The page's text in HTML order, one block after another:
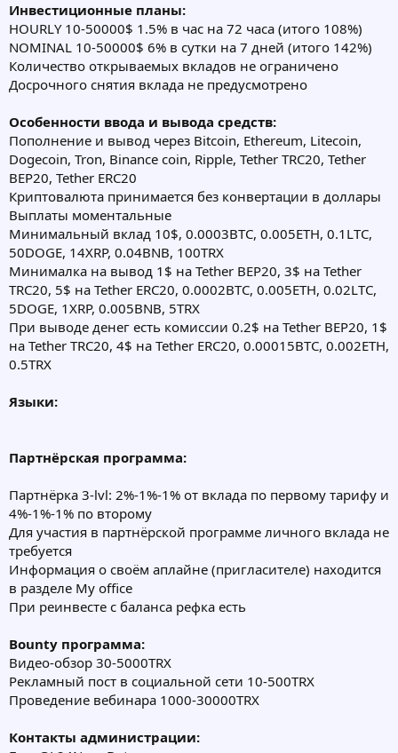
Инвестиционные планы:
HOURLY 10-50000$ 1.5% в час на 72 часа (итого 108%)
NOMINAL 10-50000$ 6% в сутки на 7 дней (итого 142%)
Количество открываемых вкладов не ограничено
Досрочного снятия вклада не предусмотрено
Особенности ввода и вывода средств:
Пополнение и вывод через Bitcoin, Ethereum, Litecoin,
Dogecoin, Tron, Binance coin, Ripple, Tether TRC20, Tether
BEP20, Tether ERC20
Криптовалюта принимается без конвертации в доллары
Выплаты моментальные
Минимальный вклад 10$, 0.0003BTC, 0.005ETH, 0.1LTC,
50DOGE, 14XRP, 0.04BNB, 100TRX
Минималка на вывод 1$ на Tether BEP20, 3$ на Tether
TRC20, 5$ на Tether ERC20, 0.0002BTC, 0.005ETH, 0.02LTC,
5DOGE, 1XRP, 0.005BNB, 5TRX
При выводе денег есть комиссии 0.2$ на Tether BEP20, 1$
на Tether TRC20, 4$ на Tether ERC20, 0.00015BTC, 0.002ETH,
0.5TRX
Языки:
Партнёрская программа:
Партнёрка 3-lvl: 2%-1%-1% от вклада по первому тарифу и
4%-1%-1% по второму
Для участия в партнёрской программе личного вклада не
требуется
Информация о своём аплайне (пригласителе) находится
в разделе My office
При реинвесте с баланса рефка есть
Bounty программа:
Видео-обзор 30-5000TRX
Рекламный пост в социальной сети 10-500TRX
Проведение вебинара 1000-30000TRX
Контакты администрации: